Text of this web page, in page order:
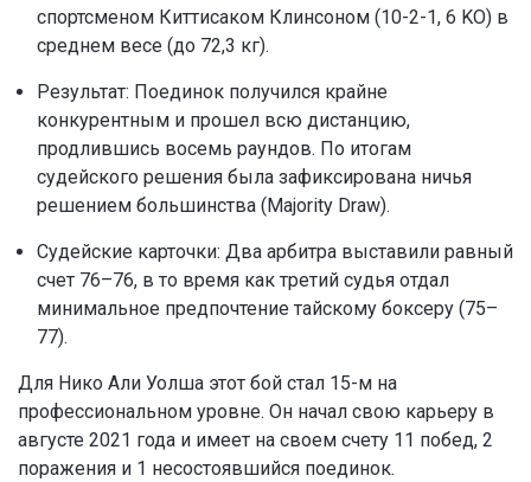
спортсменом Киттисаком Клинсоном (10-2-1, 6 KO) в
среднем весе (до 72,3 кг).
Результат: Поединок получился крайне
конкурентным и прошел всю дистанцию,
продлившись восемь раундов. По итогам
судейского решения была зафиксирована ничья
решением большинства (Majority Draw).
Судейские карточки: Два арбитра выставили равный
счет 76–76, в то время как третий судья отдал
минимальное предпочтение тайскому боксеру (75–
77).
Для Нико Али Уолша этот бой стал 15-м на
профессиональном уровне. Он начал свою карьеру в
августе 2021 года и имеет на своем счету 11 побед, 2
поражения и 1 несостоявшийся поединок.